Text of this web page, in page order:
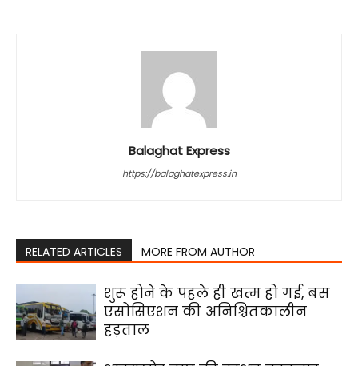
Balaghat Express
https://balaghatexpress.in
RELATED ARTICLES MORE FROM AUTHOR
शुरू होने के पहले ही खत्म हो गई, बस
एसोसिएशन की अनिश्चितकालीन
हड़ताल